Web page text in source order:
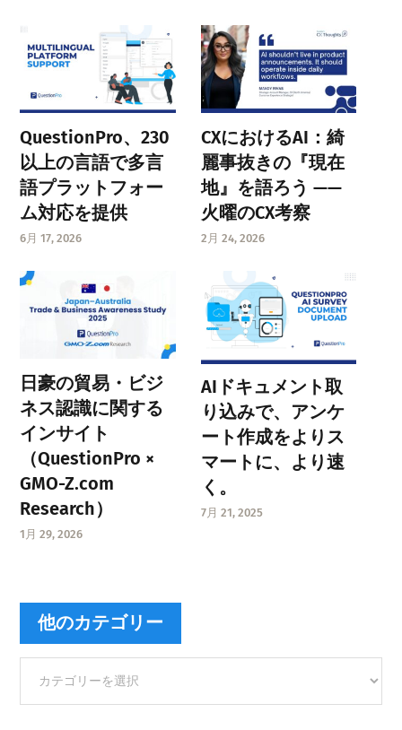
QuestionPro、230
以上の言語で多言
語プラットフォー
ム対応を提供
6月 17, 2026
CXにおけるAI：綺
麗事抜きの『現在
地』を語ろう ——
火曜のCX考察
2月 24, 2026
日豪の貿易・ビジ
ネス認識に関する
インサイト
（QuestionPro ×
GMO-Z.com
Research）
1月 29, 2026
AIドキュメント取
り込みで、アンケ
ート作成をよりス
マートに、より速
く。
7月 21, 2025
他のカテゴリー
カ